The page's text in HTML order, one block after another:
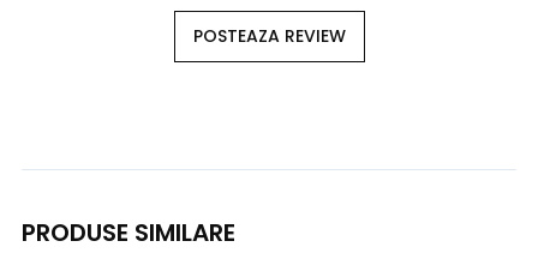
POSTEAZA REVIEW
PRODUSE SIMILARE